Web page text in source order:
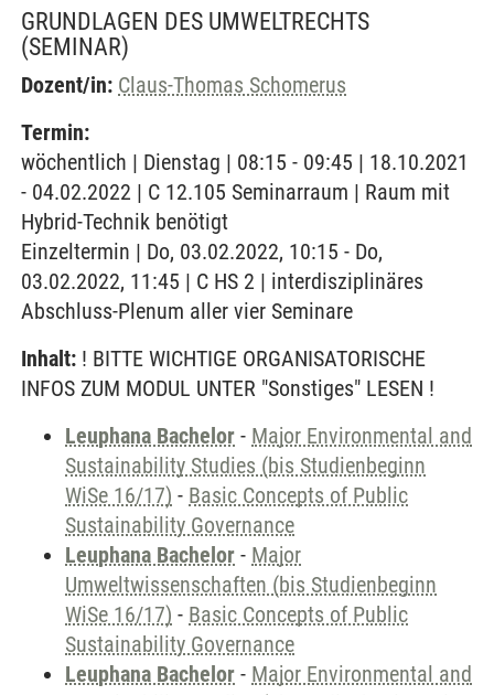
GRUNDLAGEN DES UMWELTRECHTS
(SEMINAR)
Dozent/in: Claus-Thomas Schomerus
Termin:
wöchentlich | Dienstag | 08:15 - 09:45 | 18.10.2021
- 04.02.2022 | C 12.105 Seminarraum | Raum mit
Hybrid-Technik benötigt
Einzeltermin | Do, 03.02.2022, 10:15 - Do,
03.02.2022, 11:45 | C HS 2 | interdisziplinäres
Abschluss-Plenum aller vier Seminare
Inhalt: ! BITTE WICHTIGE ORGANISATORISCHE
INFOS ZUM MODUL UNTER "Sonstiges" LESEN !
Leuphana Bachelor - Major Environmental and
Sustainability Studies (bis Studienbeginn
WiSe 16/17) - Basic Concepts of Public
Sustainability Governance
Leuphana Bachelor - Major
Umweltwissenschaften (bis Studienbeginn
WiSe 16/17) - Basic Concepts of Public
Sustainability Governance
Leuphana Bachelor - Major Environmental and